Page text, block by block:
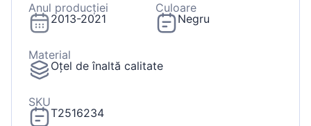
Anul producției
2013-2021
Culoare
Negru
Material
Oțel de înaltă calitate
SKU
T2516234